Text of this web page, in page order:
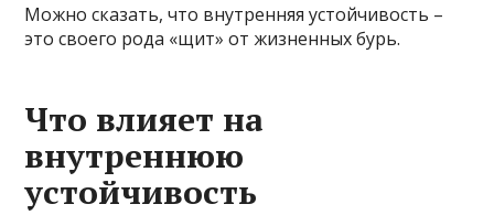
Можно сказать, что внутренняя устойчивость –
это своего рода «щит» от жизненных бурь.
Что влияет на
внутреннюю
устойчивость